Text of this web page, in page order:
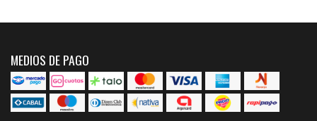
MEDIOS DE PAGO